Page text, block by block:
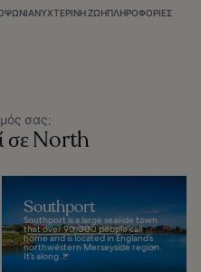
ΨΏΝΙΑΝΥΧΤΕΡΙΝΉ ΖΩΉΠΛΗΡΟΦΟΡΊΕΣ
σας;
σε North
Southport
Southport is a large seaside town
that over 90,000 people call
home and is located in England’s
northwestern Merseyside region.
It’s along...